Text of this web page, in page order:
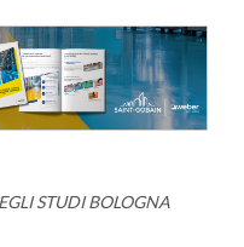
STUDI BOLOGNA